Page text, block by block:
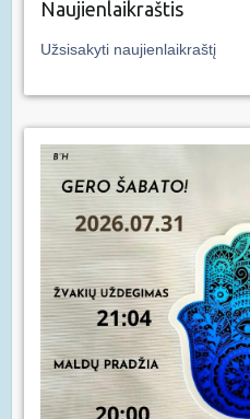
Naujienlaikraštis
Užsisakyti naujienlaikraštį